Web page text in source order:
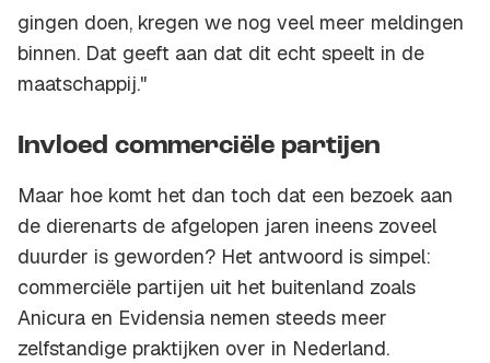
gingen doen, kregen we nog veel meer meldingen
binnen. Dat geeft aan dat dit echt speelt in de
maatschappij."
Invloed commerciële partijen
Maar hoe komt het dan toch dat een bezoek aan
de dierenarts de afgelopen jaren ineens zoveel
duurder is geworden? Het antwoord is simpel:
commerciële partijen uit het buitenland zoals
Anicura en Evidensia nemen steeds meer
zelfstandige praktijken over in Nederland.